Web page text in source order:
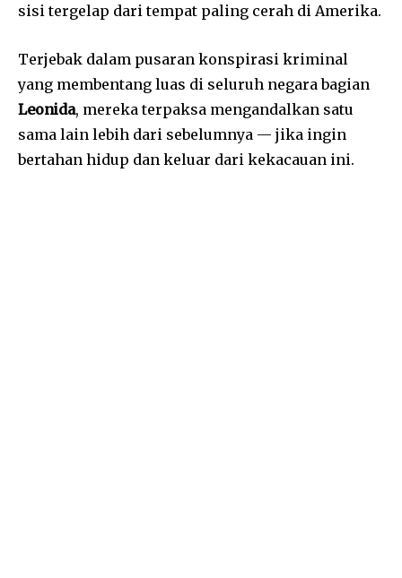
sisi tergelap dari tempat paling cerah di Amerika.
Terjebak dalam pusaran konspirasi kriminal
yang membentang luas di seluruh negara bagian
Leonida, mereka terpaksa mengandalkan satu
sama lain lebih dari sebelumnya — jika ingin
bertahan hidup dan keluar dari kekacauan ini.